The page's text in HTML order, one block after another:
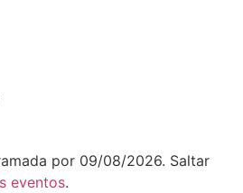
por 09/08/2026. Saltar
eventos.